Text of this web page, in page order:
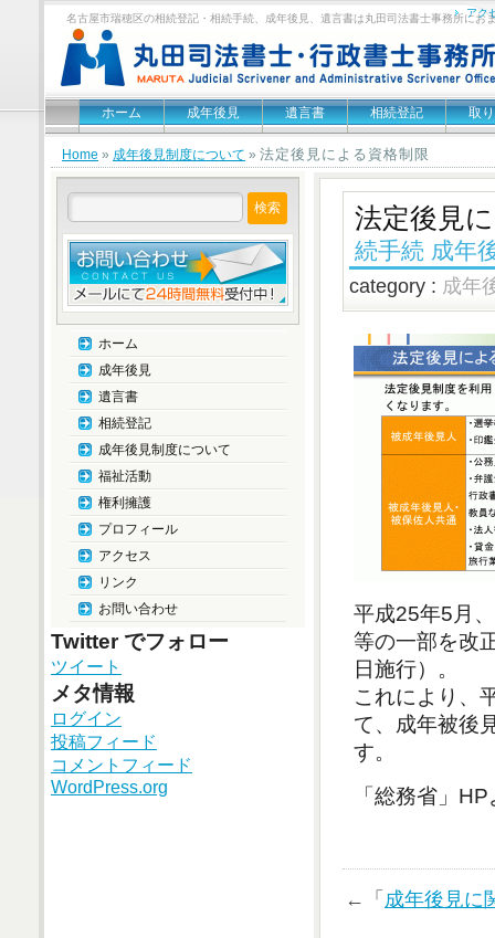
名古屋市瑞穂区の相続登記・相続手続、成年後見、遺言書は丸田司法書士事務所にお
アク
ホーム 成年後見 遺言書 相続登記 取
Home » 成年後見制度について » 法定後見による資格制限
法定後見
続手続 成年
category : 成年
平成25年5月
等の一部を改
日施行）。
これにより、
て、成年被後
す。
「総務省」
←「 成年後見に
ホーム
成年後見
遺言書
相続登記
成年後見制度について
福祉活動
権利擁護
プロフィール
アクセス
リンク
お問い合わせ
Twitter でフォロー
ツイート
メタ情報
ログイン
投稿フィード
コメントフィード
WordPress.org